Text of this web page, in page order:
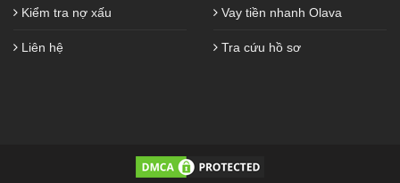
Kiểm tra nợ xấu
Liên hệ
Vay tiền nhanh Olava
Tra cứu hồ sơ